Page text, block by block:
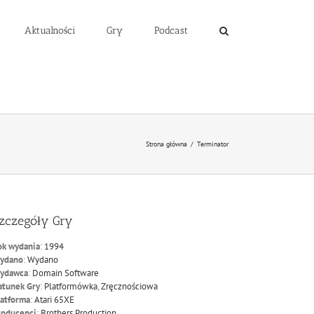
Aktualności Gry Podcast
Strona główna / Terminator
Gry
wydania: 1994
:Wydano
: Domain Software
Gry: Platformówka,Zręcznościowa
:Atari 65XE